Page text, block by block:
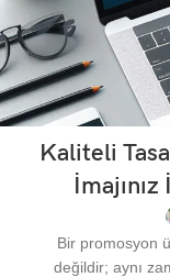
Kaliteli
Bir promosyon
değildir; aynı